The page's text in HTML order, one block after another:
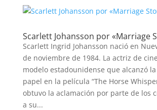
Scarlett Johansson por «Marriage
Scarlett Ingrid Johansson nació en
de noviembre de 1984. La actriz de
modelo estadounidense que alcanzó
papel en la película “The Horse
obtuvo la aclamación por parte de los
a su...